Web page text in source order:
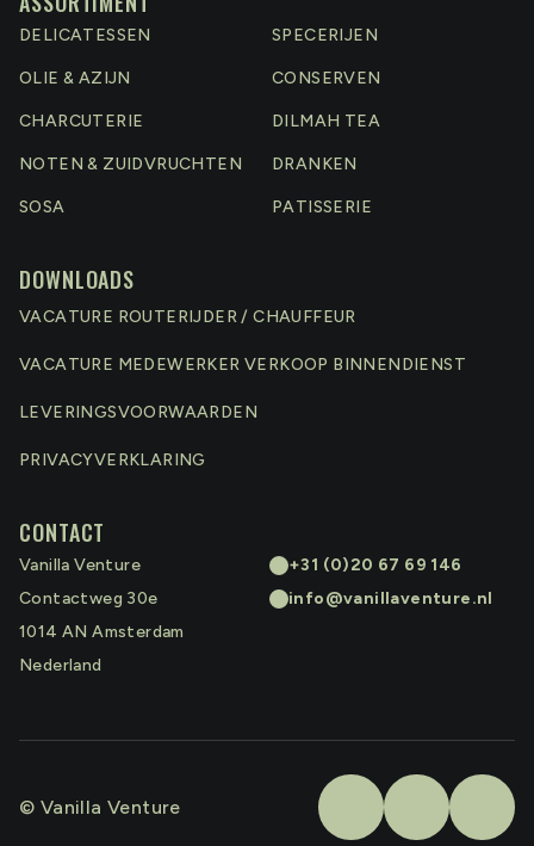
DELICATESSEN SPECERIJEN
OLIE & AZIJN CONSERVEN
CHARCUTERIE DILMAH TEA
NOTEN & ZUIDVRUCHTEN DRANKEN
SOSA PATISSERIE
DOWNLOADS
VACATURE ROUTERIJDER / CHAUFFEUR
VACATURE MEDEWERKER VERKOOP BINNENDIENST
LEVERINGSVOORWAARDEN
PRIVACYVERKLARING
CONTACT
Vanilla Venture
Contactweg 30e
1014 AN Amsterdam
Nederland
+31 (0)20 67 69 146
info@vanillaventure.nl
© Vanilla Venture